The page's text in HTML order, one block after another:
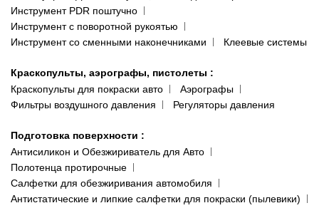
Инструмент PDR поштучно
Инструмент с поворотной рукоятью
Инструмент со сменными наконечниками
Клеевые системы
Краскопульты, аэрографы, пистолеты :
Краскопульты для покраски авто
Аэрографы
Фильтры воздушного давления
Регуляторы давления
Подготовка поверхности :
Антисиликон и Обезжириватель для Авто
Полотенца протирочные
Салфетки для обезжиривания автомобиля
Антистатические и липкие салфетки для покраски (пылевики)